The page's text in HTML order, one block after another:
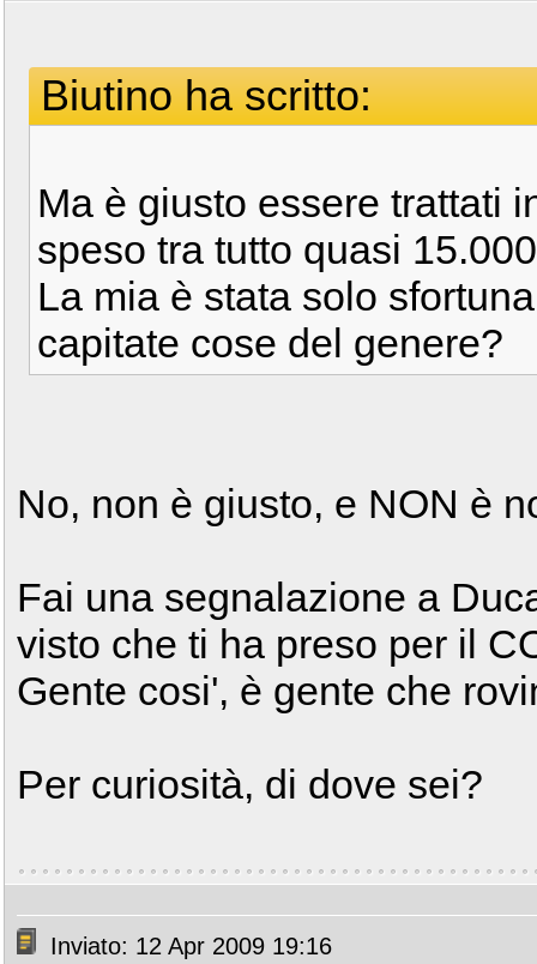
Biutino ha scritto:
Ma è giusto essere trattati
speso tra tutto quasi
La mia è stata solo
capitate cose del genere?
No, non è giusto, e NON è
Fai una segnalazione a
visto che ti ha preso per il
Gente cosi', è gente che
Per curiosità, di dove sei?
Inviato: 12 Apr 2009 19:16